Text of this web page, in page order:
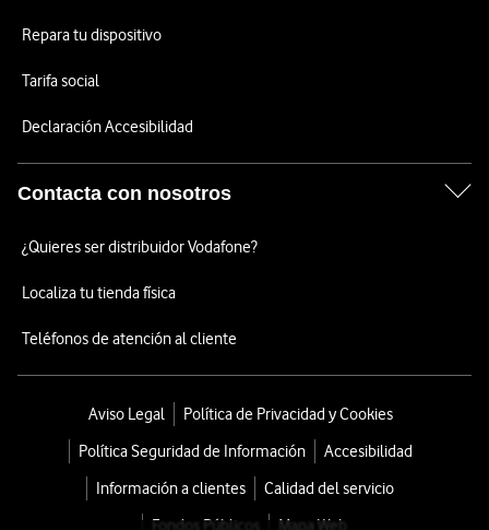
Repara tu dispositivo
Tarifa social
Declaración Accesibilidad
Contacta con nosotros
¿Quieres ser distribuidor Vodafone?
Localiza tu tienda física
Teléfonos de atención al cliente
Aviso Legal
Política de Privacidad y Cookies
Política Seguridad de Información
Accesibilidad
Información a clientes
Calidad del servicio
Fondos Públicos
Mapa Web